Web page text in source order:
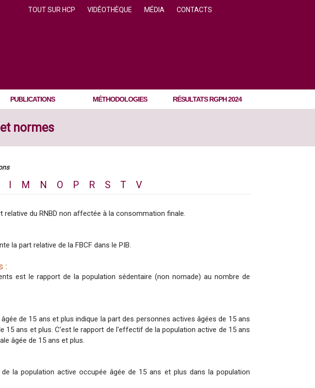
TOUT SUR HCP VIDÉOTHÈQUE MÉDIA CONTACTS
PUBLICATIONS MÉTHODOLOGIES RÉSULTATS RGPH 2024
normes
I M N O P R S T V
relative du RNBD non affectée à la consommation finale.
la part relative de la FBCF dans le PIB.
:
est le rapport de la population sédentaire (non nomade) au nombre de
de 15 ans et plus indique la part des personnes actives âgées de 15 ans
15 ans et plus. C’est le rapport de l'effectif de la population active de 15 ans
âgée de 15 ans et plus.
la population active occupée âgée de 15 ans et plus dans la population